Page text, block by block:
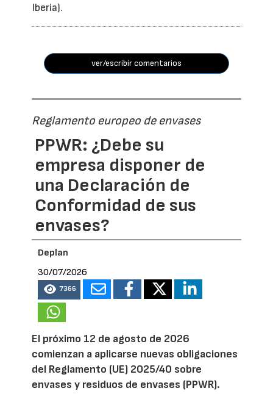
Iberia).
ver/escribir comentarios
Reglamento europeo de envases
PPWR: ¿Debe su
empresa disponer de
una Declaración de
Conformidad de sus
envases?
Deplan
30/07/2026
7366
El próximo 12 de agosto de 2026
comienzan a aplicarse nuevas obligaciones
del Reglamento (UE) 2025/40 sobre
envases y residuos de envases (PPWR).